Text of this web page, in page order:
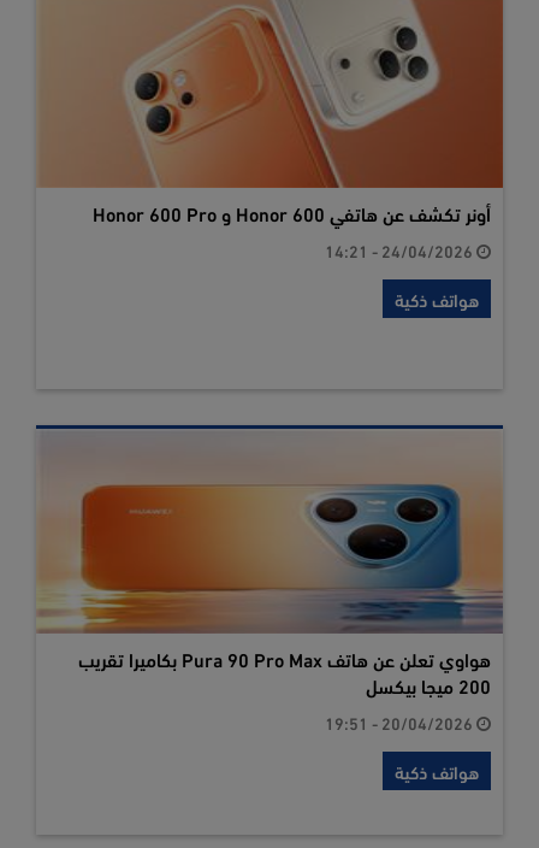
أونر تكشف عن هاتفي Honor 600 و Honor 600 Pro
هواتف ذكية
هواوي تعلن عن هاتف Pura 90 Pro Max بكاميرا تقريب
200 ميجا بيكسل
هواتف ذكية